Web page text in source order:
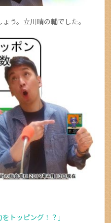
う。立川晴の輔でした。
トッピング！？」